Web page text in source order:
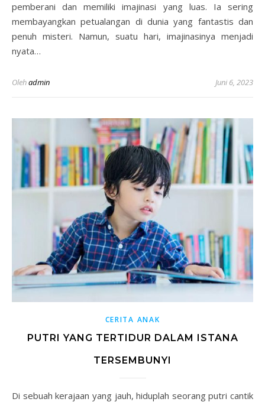
pemberani dan memiliki imajinasi yang luas. Ia sering
membayangkan petualangan di dunia yang fantastis dan
penuh misteri. Namun, suatu hari, imajinasinya menjadi
nyata…
Olehadmin Juni 6, 2023
CERITA ANAK
PUTRI YANG TERTIDUR DALAM ISTANA
TERSEMBUNYI
Di sebuah kerajaan yang jauh, hiduplah seorang putri cantik